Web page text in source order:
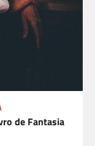
de Fantasia